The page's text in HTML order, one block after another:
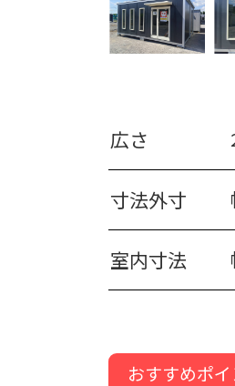
広さ
寸法外寸
室内寸法
おすすめポイ